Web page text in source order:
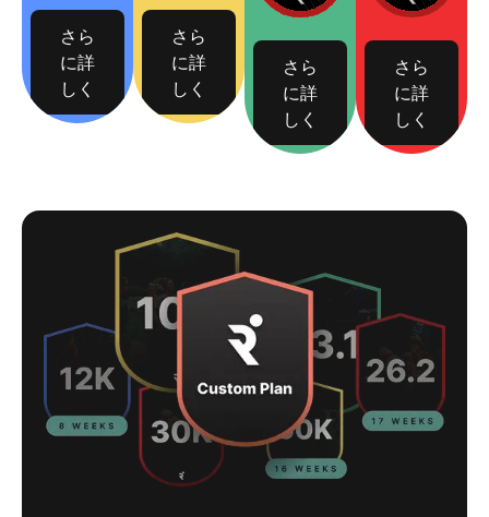
さら
に詳
しく
さら
に詳
しく
さら
に詳
しく
さら
に詳
しく